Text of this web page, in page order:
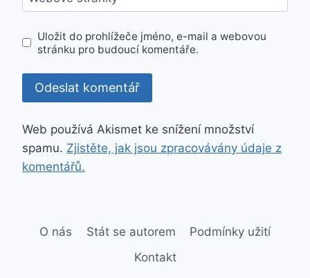
Uložit do prohlížeče jméno, e-mail a webovou
stránku pro budoucí komentáře.
Web používá Akismet ke snížení množství
spamu. Zjistěte, jak jsou zpracovávány údaje z
komentářů.
O nás Stát se autorem
Podmínky užití
Kontakt